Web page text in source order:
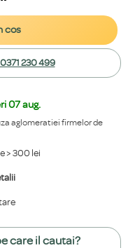
07 aug.
aglomeratiei firmelor de
> 300 lei
cos
0371 230 499
care il cautai?